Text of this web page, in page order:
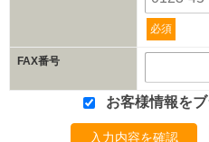
必須
FAX番号
お客様情報を
入力内容を確認